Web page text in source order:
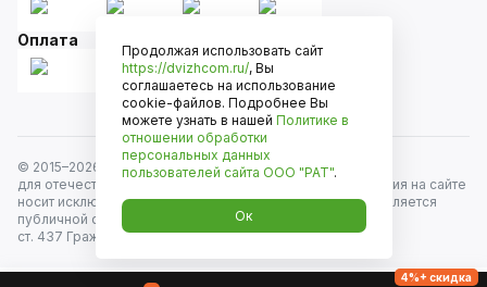
Оплата
© 2015–2026
Движком — сеть магазинов автозапчастей
для отечественных автомобилей и иномарок. Информация на сайте
носит исключительно информационный характер и не является
публичной офертой, определяемой положениями
ст. 437 Гражданского кодекса РФ. Все права защищены.
4%+ скидка
Продолжая использовать сайт
https://dvizhcom.ru/, Вы
соглашаетесь на использование
cookie-файлов. Подробнее Вы
можете узнать в нашей Политике в
отношении обработки
персональных данных
пользователей сайта ООО "РАТ".
Ок